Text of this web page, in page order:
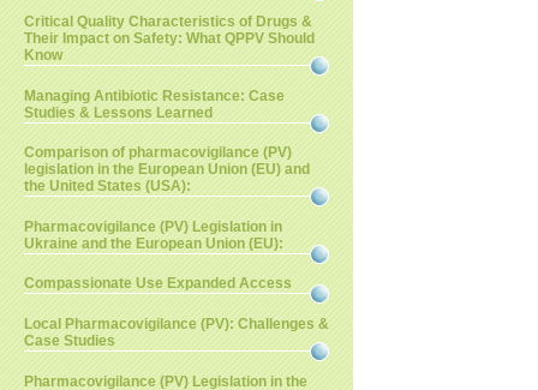
Critical Quality Characteristics of Drugs &
Their Impact on Safety: What QPPV Should
Know
Managing Antibiotic Resistance: Case
Studies & Lessons Learned
Comparison of pharmacovigilance (PV)
legislation in the European Union (EU) and
the United States (USA):
Pharmacovigilance (PV) Legislation in
Ukraine and the European Union (EU):
Compassionate Use Expanded Access
Local Pharmacovigilance (PV): Challenges &
Case Studies
Pharmacovigilance (PV) Legislation in the